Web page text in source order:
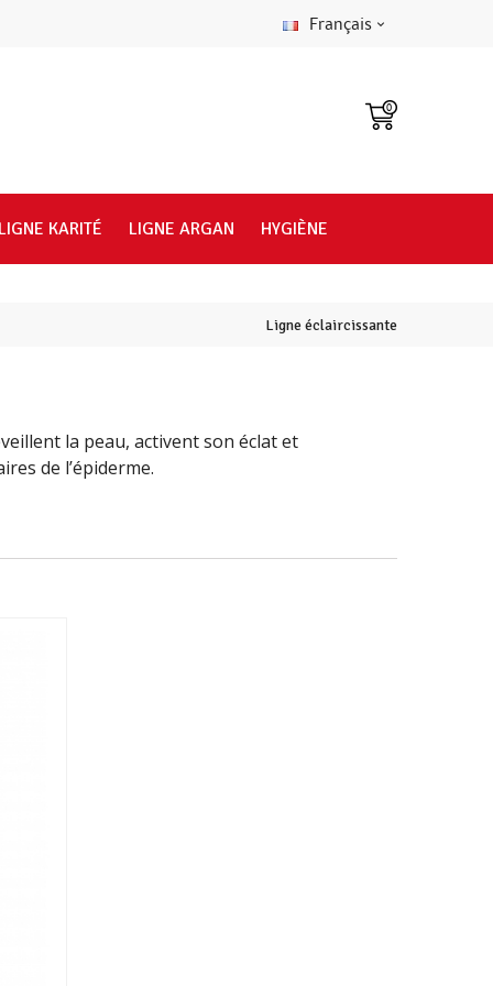
Français
0
LIGNE KARITÉ LIGNE ARGAN HYGIÈNE
Ligne éclaircissante
la peau, activent son éclat et
de l’épiderme.